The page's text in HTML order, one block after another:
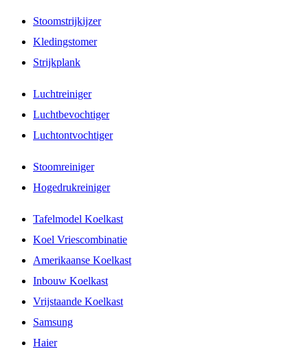
Stoomstrijkijzer
Kledingstomer
Strijkplank
Luchtreiniger
Luchtbevochtiger
Luchtontvochtiger
Stoomreiniger
Hogedrukreiniger
Tafelmodel Koelkast
Koel Vriescombinatie
Amerikaanse Koelkast
Inbouw Koelkast
Vrijstaande Koelkast
Samsung
Haier